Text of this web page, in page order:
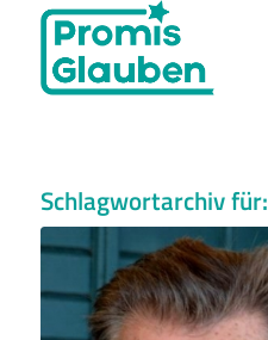
Schlagwortarchiv für: